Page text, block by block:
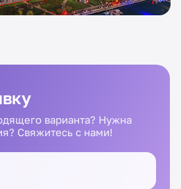
варианта? Нужна
Свяжитесь с нами!